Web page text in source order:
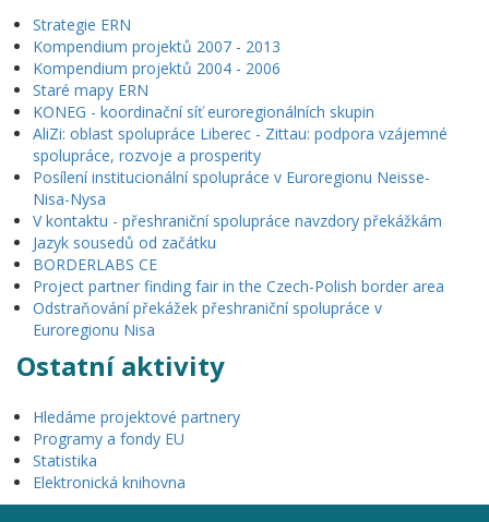
Strategie ERN
Kompendium projektů 2007 - 2013
Kompendium projektů 2004 - 2006
Staré mapy ERN
KONEG - koordinační síť euroregionálních skupin
AliZi: oblast spolupráce Liberec - Zittau: podpora vzájemné
spolupráce, rozvoje a prosperity
Posílení institucionální spolupráce v Euroregionu Neisse-
Nisa-Nysa
V kontaktu - přeshraniční spolupráce navzdory překážkám
Jazyk sousedů od začátku
BORDERLABS CE
Project partner finding fair in the Czech-Polish border area
Odstraňování překážek přeshraniční spolupráce v
Euroregionu Nisa
Ostatní aktivity
Hledáme projektové partnery
Programy a fondy EU
Statistika
Elektronická knihovna